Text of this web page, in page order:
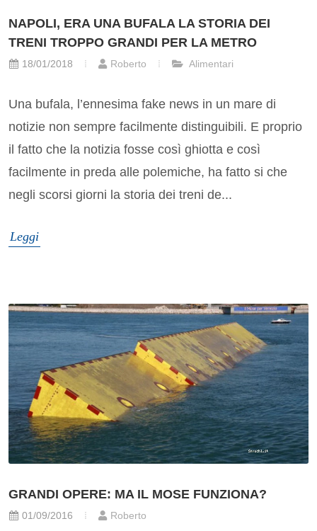
NAPOLI, ERA UNA BUFALA LA STORIA DEI
TRENI TROPPO GRANDI PER LA METRO
18/01/2018 Roberto Alimentari
Una bufala, l’ennesima fake news in un mare di
notizie non sempre facilmente distinguibili. E proprio
il fatto che la notizia fosse così ghiotta e così
facilmente in preda alle polemiche, ha fatto si che
negli scorsi giorni la storia dei treni de...
Leggi
GRANDI OPERE: MA IL MOSE FUNZIONA?
01/09/2016
Roberto